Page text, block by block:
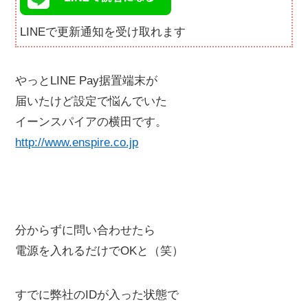
LINEで更新通知を受け取れます
やっとLINE Pay据置端末が
届いたけど設定で悩んでいた
イーンスパイアの横田です。
http://www.enspire.co.jp
分からずに問い合わせたら
電源を入れるだけでOKと（笑）
すでに弊社のIDが入った状態で